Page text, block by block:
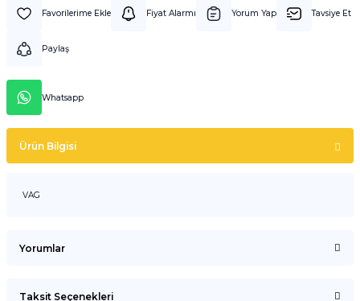
Fiyat Alarmı Yorum Yap Tavsiye Et
Paylaş
Whatsapp
Ürün Bilgisi
VAG
Yorumlar
Taksit Seçenekleri